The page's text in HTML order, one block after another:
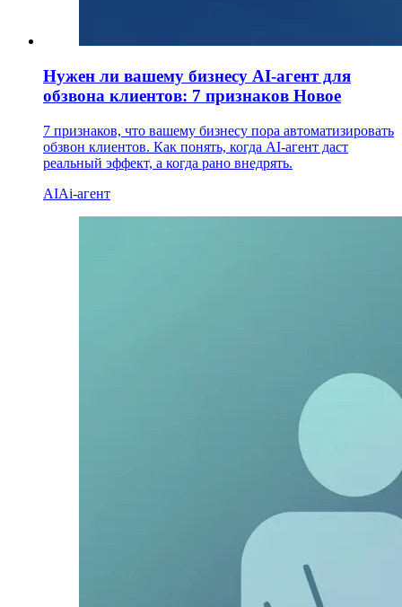
Нужен ли вашему бизнесу AI-агент для
обзвона клиентов: 7 признаков Новое
7 признаков, что вашему бизнесу пора автоматизировать
обзвон клиентов. Как понять, когда AI-агент даст
реальный эффект, а когда рано внедрять.
AIAi-агент